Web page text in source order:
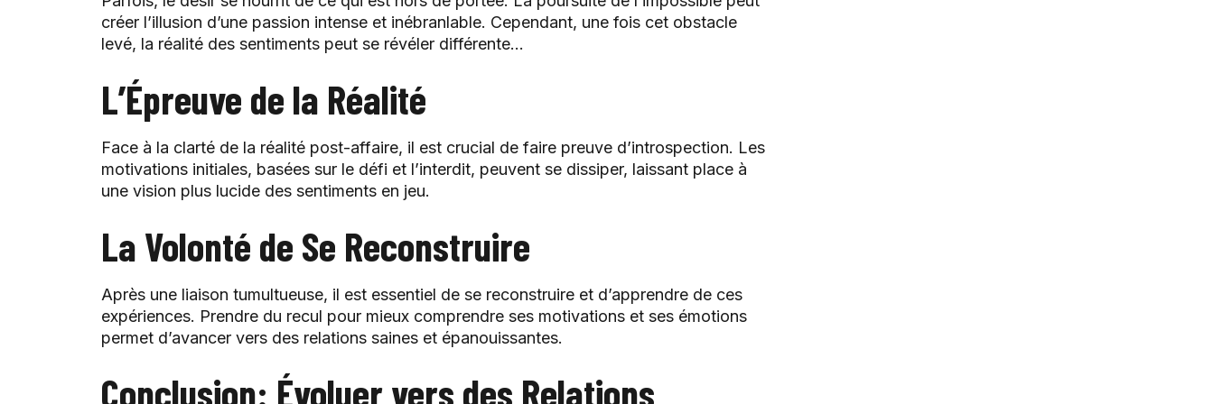
créer l’illusion d’une passion intense et inébranlable. Cependant, une fois cet obstacle
levé, la réalité des sentiments peut se révéler différente…
L’Épreuve de la Réalité
Face à la clarté de la réalité post-affaire, il est crucial de faire preuve d’introspection. Les
motivations initiales, basées sur le défi et l’interdit, peuvent se dissiper, laissant place à
une vision plus lucide des sentiments en jeu.
La Volonté de Se Reconstruire
Après une liaison tumultueuse, il est essentiel de se reconstruire et d’apprendre de ces
expériences. Prendre du recul pour mieux comprendre ses motivations et ses émotions
permet d’avancer vers des relations saines et épanouissantes.
Conclusion: Évoluer vers des Relations